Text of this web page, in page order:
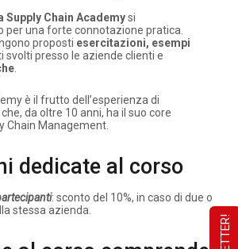
Supply Chain Academysi
per una forte connotazione pratica.
proposti esercitazioni, esempi
svolti presso le aziende clienti e
è il frutto dell’esperienza di
da oltre 10 anni, ha il suo core
Chain Management.
dedicate al corso
: sconto del 10%, in caso di due o
stessa azienda.